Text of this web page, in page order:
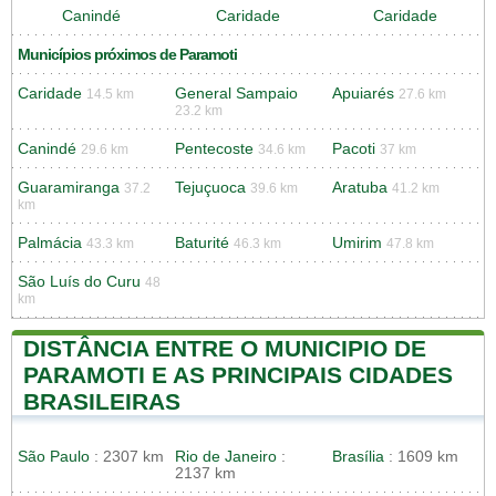
Canindé Caridade Caridade
Municípios próximos de Paramoti
Caridade 14.5 km General Sampaio
23.2 km
Apuiarés 27.6 km
Canindé 29.6 km Pentecoste 34.6 km Pacoti 37 km
Guaramiranga 37.2
km
Tejuçuoca 39.6 km Aratuba 41.2 km
Palmácia 43.3 km Baturité 46.3 km Umirim 47.8 km
São Luís do Curu 48
km
DISTÂNCIA ENTRE O MUNICIPIO DE
PARAMOTI E AS PRINCIPAIS CIDADES
BRASILEIRAS
São Paulo : 2307 km Rio de Janeiro :
2137 km
Brasília : 1609 km